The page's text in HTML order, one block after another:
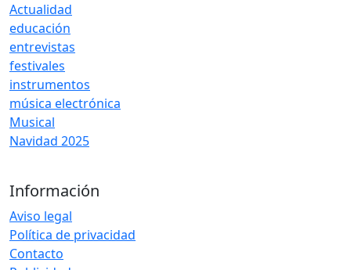
Actualidad
educación
entrevistas
festivales
instrumentos
música electrónica
Musical
Navidad 2025
Información
Aviso legal
Política de privacidad
Contacto